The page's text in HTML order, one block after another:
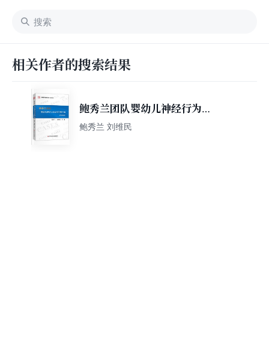
相关作者的搜索结果
鲍秀兰团队婴幼儿神经行为异
常早期干预病例精解
鲍秀兰 刘维民